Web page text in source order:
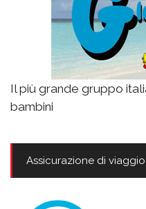
Il più grande gruppo
bambini
Assicurazione di viaggio